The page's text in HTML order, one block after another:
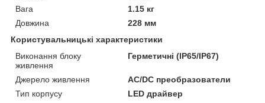
Вага
1.15 кг
Довжина
228 мм
Користувальницькі характеристики
Виконання блоку
живлення
Герметичні (IP65/IP67)
Джерело живлення
AC/DC преобразователи
Тип корпусу
LED драйвер